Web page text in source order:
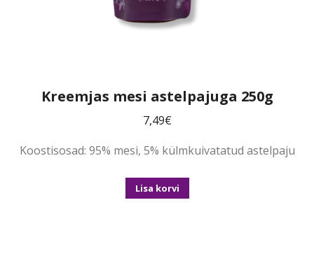
Kreemjas mesi astelpajuga 250g
7,49€
Koostisosad: 95% mesi, 5% külmkuivatatud astelpaju
Lisa korvi